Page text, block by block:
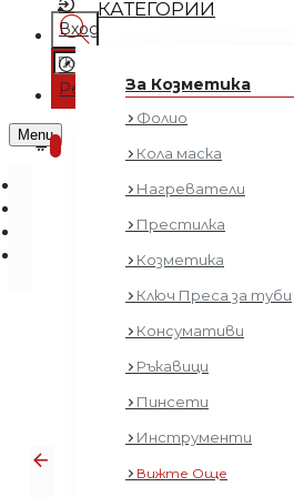
Регистрация
КАТЕГОРИИ
За Козметика
Фолио
Кола маска
Нагреватели
Престилка
Козметика
Ключ Преса за туби
Консумативи
Ръкавици
Пинсети
Инструменти
Вижте Още
0 продукта - € 0.00 (0.00
0
Вход
Регистрация
Menu